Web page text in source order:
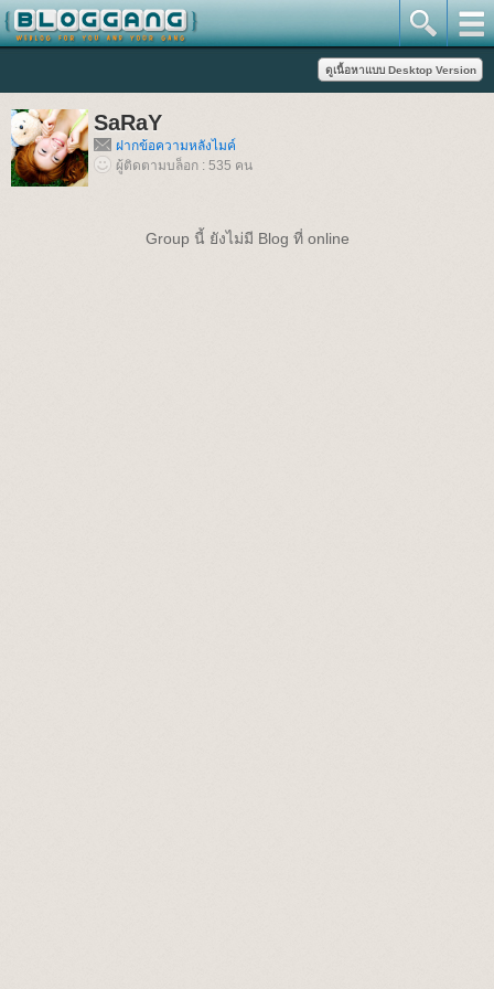
SaRaY
ฝากข้อความหลังไมค์
ผู้ติดตามบล็อก : 535 คน
Group นี้ ยังไม่มี Blog ที่ online